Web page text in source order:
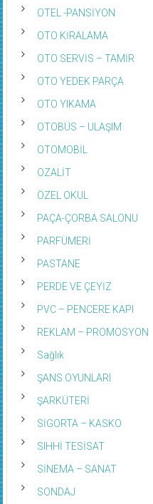
OTEL -PANSİYON
OTO KİRALAMA
OTO SERVİS – TAMİR
OTO YEDEK PARÇA
OTO YIKAMA
OTOBÜS – ULAŞIM
OTOMOBİL
OZALİT
ÖZEL OKUL
PAÇA-ÇORBA SALONU
PARFÜMERİ
PASTANE
PERDE VE ÇEYİZ
PVC – PENCERE KAPI
REKLAM – PROMOSYON
Sağlık
ŞANS OYUNLARI
ŞARKÜTERİ
SİGORTA – KASKO
SIHHİ TESİSAT
SİNEMA – SANAT
SONDAJ